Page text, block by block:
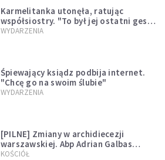
Karmelitanka utonęła, ratując
współsiostry. "To był jej ostatni gest
miłości"
WYDARZENIA
Śpiewający ksiądz podbija internet.
"Chcę go na swoim ślubie"
WYDARZENIA
[PILNE] Zmiany w archidiecezji
warszawskiej. Abp Adrian Galbas
wręczył dekrety nowym proboszczom
KOŚCIÓŁ